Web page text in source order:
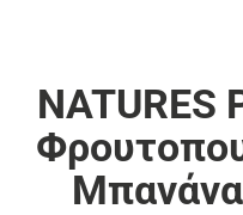
NATURES